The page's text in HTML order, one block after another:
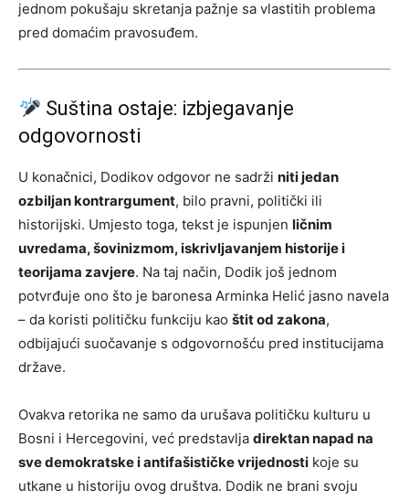
jednom pokušaju skretanja pažnje sa vlastitih problema
pred domaćim pravosuđem.
Suština ostaje: izbjegavanje
odgovornosti
U konačnici, Dodikov odgovor ne sadrži niti jedan
ozbiljan kontrargument, bilo pravni, politički ili
historijski. Umjesto toga, tekst je ispunjen ličnim
uvredama, šovinizmom, iskrivljavanjem historije i
teorijama zavjere. Na taj način, Dodik još jednom
potvrđuje ono što je baronesa Arminka Helić jasno navela
– da koristi političku funkciju kao štit od zakona,
odbijajući suočavanje s odgovornošću pred institucijama
države.
Ovakva retorika ne samo da urušava političku kulturu u
Bosni i Hercegovini, već predstavlja direktan napad na
sve demokratske i antifašističke vrijednosti koje su
utkane u historiju ovog društva. Dodik ne brani svoju